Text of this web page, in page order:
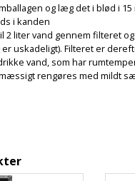
og læg det i blød i 15
i kanden
2 liter vand gennem filteret
uskadeligt). Filteret er
vand, som har
rengøres med mildt